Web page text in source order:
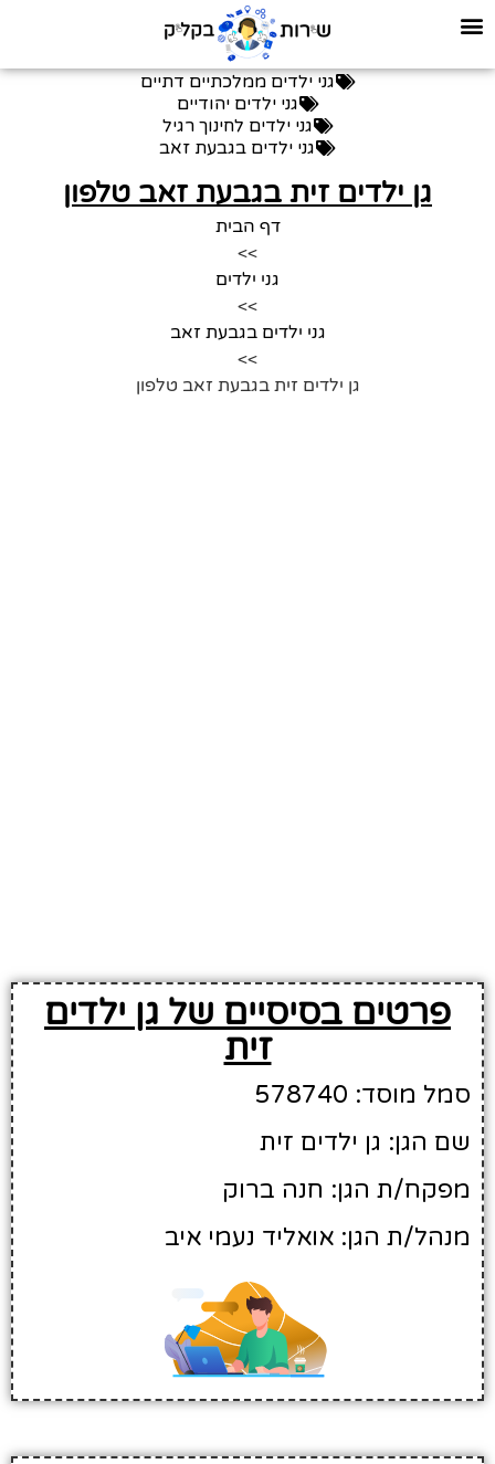
גני ילדים ממלכתיים דתיים
גני ילדים יהודיים
גני ילדים לחינוך רגיל
גני ילדים בגבעת זאב
גן ילדים זית בגבעת זאב טלפון
דף הבית
>>
גני ילדים
>>
גני ילדים בגבעת זאב
>>
גן ילדים זית בגבעת זאב טלפון
פרטים בסיסיים של גן ילדים
זית
סמל מוסד: 578740
שם הגן: גן ילדים זית
מפקח/ת הגן: חנה ברוק
מנהל/ת הגן: אואליד נעמי איב